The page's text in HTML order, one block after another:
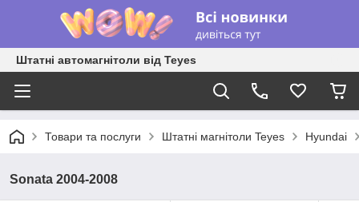
Штатні автомагнітоли від Teyes
Товари та послуги Штатні магнітоли Teyes Hyundai
Sonata 2004-2008